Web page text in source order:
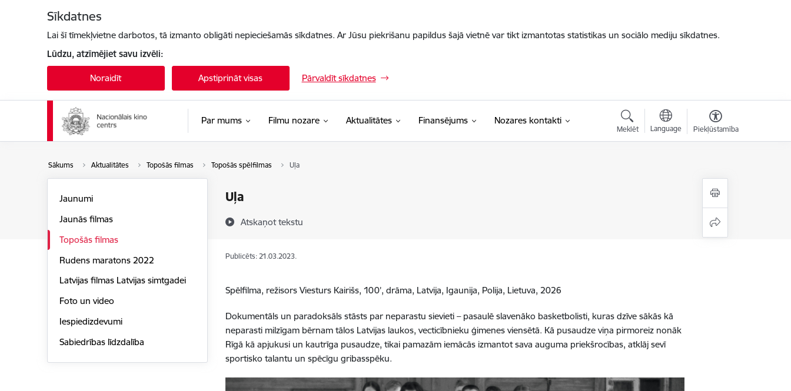
Sīkdatnes
Lai šī tīmekļvietne darbotos, tā izmanto obligāti nepieciešamās sīkdatnes. Ar Jūsu piekrišanu papildus šajā vietnē var tikt izmantotas statistikas un sociālo mediju sīkdatnes.
Lūdzu, atzīmējiet savu izvēli:
Noraidīt Apstiprināt visas Pārvaldīt sīkdatnes
Par mums Filmu nozare Aktualitātes Finansējums Nozares kontakti
Meklēt Language Piekļūstamība
Sākums Aktualitātes Topošās filmas Topošās spēlfilmas Uļa
Uļa
Atskaņot tekstu
Jaunumi
Jaunās filmas
Topošās filmas
Rudens maratons 2022
Latvijas filmas Latvijas simtgadei
Foto un video
Iespiedizdevumi
Sabiedrības līdzdalība
Publicēts: 21.03.2023.
Spēlfilma, režisors Viesturs Kairišs, 100’, drāma, Latvija, Igaunija, Polija, Lietuva, 2026
Dokumentāls un paradoksāls stāsts par neparastu sievieti – pasaulē slavenāko basketbolisti, kuras dzīve sākās kā
neparasti milzīgam bērnam tālos Latvijas laukos, vecticībnieku ģimenes viensētā. Kā pusaudze viņa pirmoreiz nonāk
Rīgā kā apjukusi un kautrīga pusaudze, tikai pamazām iemācās izmantot sava auguma priekšrocības, atklāj sevī
sportisko talantu un spēcīgu gribasspēku.